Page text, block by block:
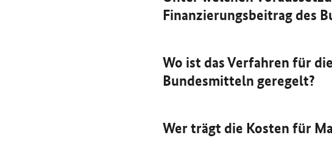
Finanzierungsbeitrag des
Wo ist das Verfahren für
Bundesmitteln geregelt?
Wer trägt die Kosten für